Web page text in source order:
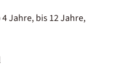
Jahre, bis 12 Jahre,